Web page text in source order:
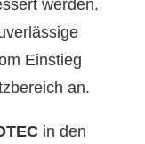
werden.
Einstieg
an.
in den